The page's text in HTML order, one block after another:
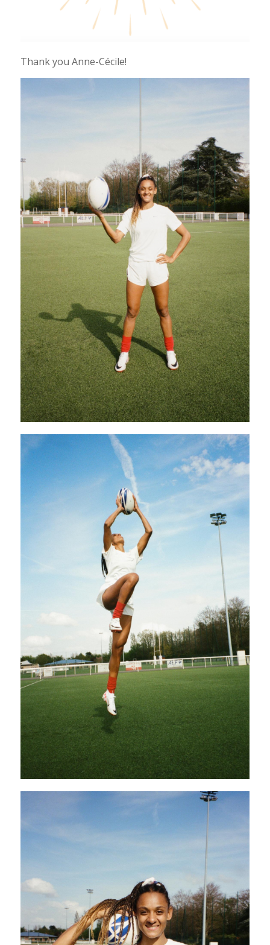
Thank you Anne-Cécile!